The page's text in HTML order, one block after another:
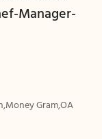
Manager-
Gram,OA